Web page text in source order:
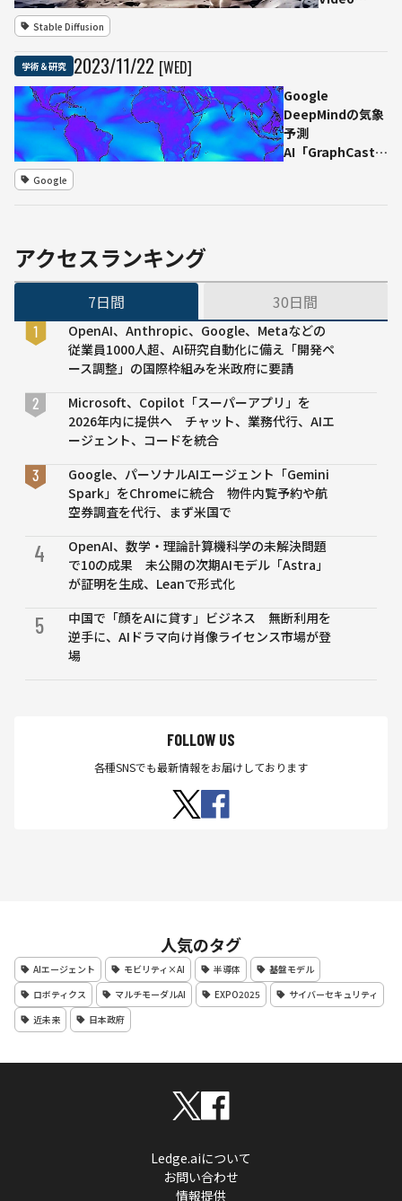
プリ
トン
Stable Diffusion
学術＆研究 2023/11/22 [WED]
Google
DeepMindの気象
予測
AI「GraphCast」
Google
アクセスランキング
7日間 30日間
OpenAI、Anthropic、Google、Metaなどの
従業員1000人超、AI研究自動化に備え「開発ペ
ース調整」の国際枠組みを米政府に要請
Microsoft、Copilot「スーパーアプリ」を
2026年内に提供へ チャット、業務代行、AIエ
ージェント、コードを統合
Google、パーソナルAIエージェント「Gemini
Spark」をChromeに統合 物件内覧予約や航
空券調査を代行、まず米国で
4
OpenAI、数学・理論計算機科学の未解決問題
で10の成果 未公開の次期AIモデル「Astra」
が証明を生成、Leanで形式化
5
中国で「顔をAIに貸す」ビジネス 無断利用を
逆手に、AIドラマ向け肖像ライセンス市場が登
場
FOLLOW US
各種SNSでも最新情報をお届けしております
人気のタグ
AIエージェント モビリティ×AI 半導体
基盤モデル
ロボティクス
マルチモーダルAI EXPO2025
サイバーセキュリティ
近未来
日本政府
Ledge.aiについて
お問い合わせ
情報提供